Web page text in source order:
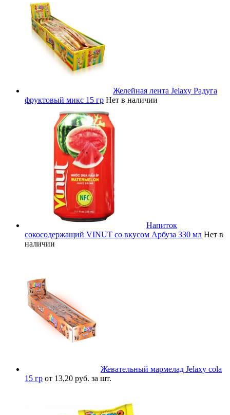
Желейная лента Jelaxy Радуга
фруктовый микс 15 гр Нет в наличии
Напиток
сокосодержащий VINUT со вкусом Арбуза 330 мл Нет в
наличии
Жевательный мармелад Jelaxy cola
15 гр от 13,20 руб. за шт.